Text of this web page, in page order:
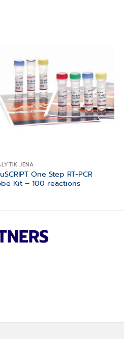
JENA
One Step RT-PCR
Kit – 100 reactions